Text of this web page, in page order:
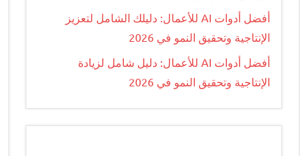
أفضل أدوات AI للأعمال: دليلك الشامل لتعزيز
الإنتاجية وتحقيق النمو في 2026
أفضل أدوات AI للأعمال: دليل شامل لزيادة
الإنتاجية وتحقيق النمو في 2026